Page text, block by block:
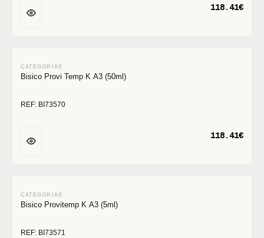
118.41€
Bisico Provi Temp K A3 (50ml)
REF: BI73570
118.41€
Bisico Provitemp K A3 (5ml)
REF: BI73571